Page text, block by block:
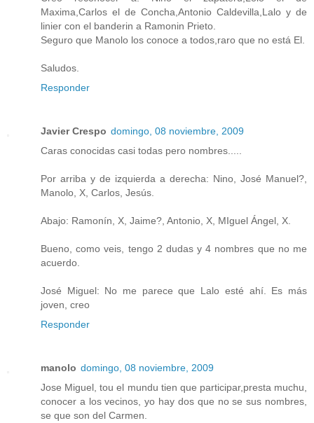
Maxima,Carlos el de Concha,Antonio Caldevilla,Lalo y de
linier con el banderin a Ramonin Prieto.
Seguro que Manolo los conoce a todos,raro que no está El.
Saludos.
Responder
Javier Crespo domingo, 08 noviembre, 2009
Caras conocidas casi todas pero nombres.....
Por arriba y de izquierda a derecha: Nino, José Manuel?,
Manolo, X, Carlos, Jesús.
Abajo: Ramonín, X, Jaime?, Antonio, X, MIguel Ángel, X.
Bueno, como veis, tengo 2 dudas y 4 nombres que no me
acuerdo.
José Miguel: No me parece que Lalo esté ahí. Es más
joven, creo
Responder
manolo domingo, 08 noviembre, 2009
Jose Miguel, tou el mundu tien que participar,presta muchu,
conocer a los vecinos, yo hay dos que no se sus nombres,
se que son del Carmen.